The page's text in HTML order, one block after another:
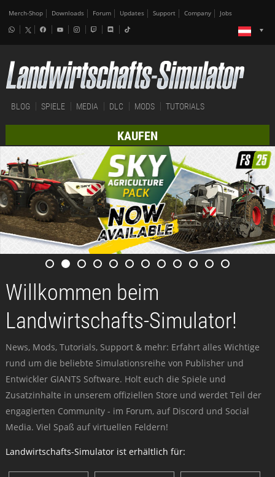
Merch-Shop Downloads Forum Updates Support Company Jobs
BLOG SPIELE MEDIA DLC MODS TUTORIALS
KAUFEN
Willkommen beim
Landwirtschafts-Simulator!
News, Mods, Tutorials, Support & mehr: Erfahrt alles Wichtige
rund um die beliebte Simulationsreihe von Publisher und
Entwickler GIANTS Software. Holt euch die Spiele und
Zusatzinhalte in unserem offiziellen Store und werdet Teil der
engagierten Community - im Forum, auf Discord und Social
Media. Viel Spaß auf virtuellen Feldern!
Landwirtschafts-Simulator ist erhältlich für: